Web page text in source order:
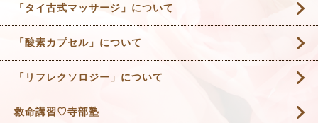
「タイ古式マッサージ」について
「酸素カプセル」について
「リフレクソロジー」について
救命講習♡寺部塾